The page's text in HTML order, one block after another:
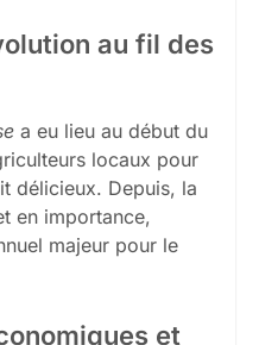
au fil des
a eu lieu au début du
locaux pour
délicieux. Depuis, la
en importance,
majeur pour le
et